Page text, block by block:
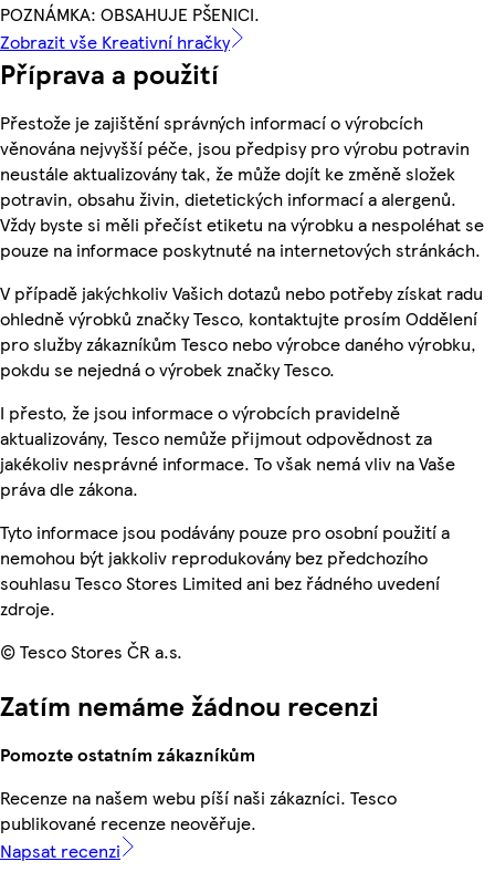
POZNÁMKA: OBSAHUJE PŠENICI.
Zobrazit vše Kreativní hračky
Příprava a použití
Přestože je zajištění správných informací o výrobcích
věnována nejvyšší péče, jsou předpisy pro výrobu potravin
neustále aktualizovány tak, že může dojít ke změně složek
potravin, obsahu živin, dietetických informací a alergenů.
Vždy byste si měli přečíst etiketu na výrobku a nespoléhat se
pouze na informace poskytnuté na internetových stránkách.
V případě jakýchkoliv Vašich dotazů nebo potřeby získat radu
ohledně výrobků značky Tesco, kontaktujte prosím Oddělení
pro služby zákazníkům Tesco nebo výrobce daného výrobku,
pokdu se nejedná o výrobek značky Tesco.
I přesto, že jsou informace o výrobcích pravidelně
aktualizovány, Tesco nemůže přijmout odpovědnost za
jakékoliv nesprávné informace. To však nemá vliv na Vaše
práva dle zákona.
Tyto informace jsou podávány pouze pro osobní použití a
nemohou být jakkoliv reprodukovány bez předchozího
souhlasu Tesco Stores Limited ani bez řádného uvedení
zdroje.
© Tesco Stores ČR a.s.
Zatím nemáme žádnou recenzi
Pomozte ostatním zákazníkům
Recenze na našem webu píší naši zákazníci. Tesco
publikované recenze neověřuje.
Napsat recenzi